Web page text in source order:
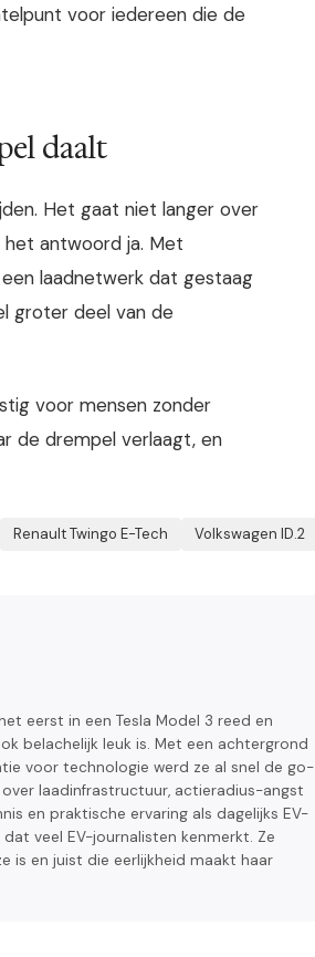
voor iedereen die de
daalt
Het gaat niet langer over
antwoord ja. Met
laadnetwerk dat gestaag
groter deel van de
voor mensen zonder
de drempel verlaagt, en
Renault Twingo E-Tech Volkswagen ID.2
eerst in een Tesla Model 3 reed en
belachelijk leuk is. Met een achtergrond
voor technologie werd ze al snel de go-
laadinfrastructuur, actieradius-angst
en praktische ervaring als dagelijks EV-
veel EV-journalisten kenmerkt. Ze
is en juist die eerlijkheid maakt haar